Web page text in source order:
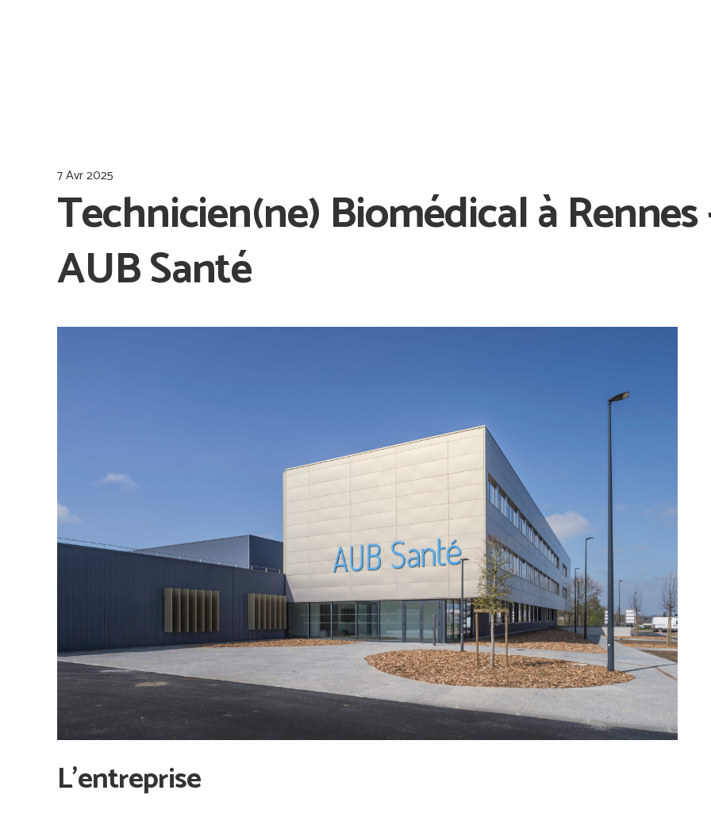
7 Avr 2025
Technicien(ne) Biomédical à
AUB Santé
L’entreprise